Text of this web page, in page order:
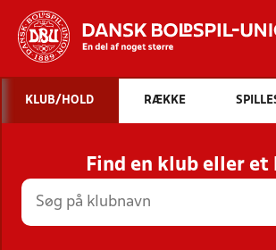
Hvad
INDHOLD
STILLINGER, RESULTATER,
HOLD
KLUB/HOLD RÆKKE
Find en klub eller et